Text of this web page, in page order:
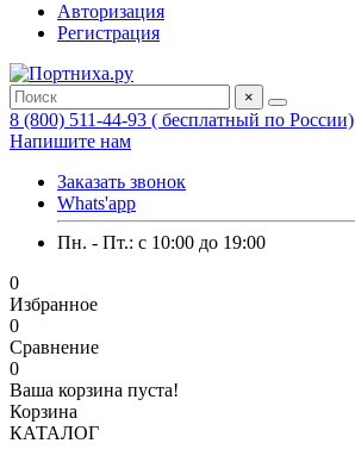
Авторизация
Регистрация
×
8 (800) 511-44-93 ( бесплатный по России)
Напишите нам
Заказать звонок
Whats'app
Пн. - Пт.: c 10:00 до 19:00
0
Избранное
0
Сравнение
0
Ваша корзина пуста!
Корзина
КАТАЛОГ